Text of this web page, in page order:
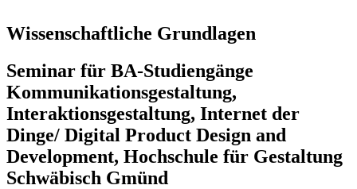
Wissenschaftliche Grundlagen
Seminar für BA-Studiengänge
Kommunikationsgestaltung,
Interaktionsgestaltung, Internet der
Dinge/ Digital Product Design and
Development, Hochschule für Gestaltung
Schwäbisch Gmünd